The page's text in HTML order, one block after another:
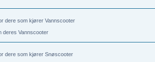
dere som kjører Vannscooter
deres Vannscooter
dere som kjører Snøscooter